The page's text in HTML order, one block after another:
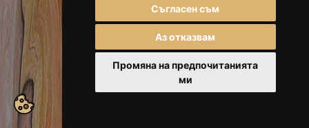
Съгласен съм
Аз отказвам
Промяна на предпочитанията
ми